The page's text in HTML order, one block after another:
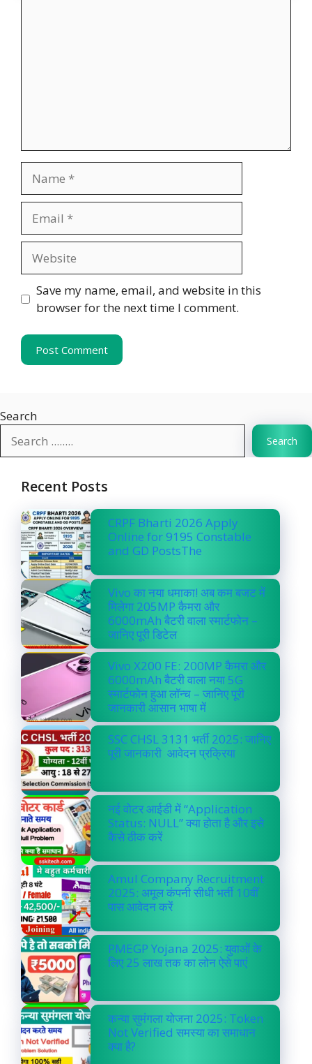
Save my name, email, and website in this
browser for the next time I comment.
Search
Search
Recent Posts
CRPF Bharti 2026 Apply
Online for 9195 Constable
and GD PostsThe
Vivo का नया धमाका! अब कम बजट में
मिलेगा 205MP कैमरा और
6000mAh बैटरी वाला स्मार्टफोन –
जानिए पूरी डिटेल
Vivo X200 FE: 200MP कैमरा और
6000mAh बैटरी वाला नया 5G
स्मार्टफोन हुआ लॉन्च – जानिए पूरी
जानकारी आसान भाषा में
SSC CHSL 3131 भर्ती 2025: जानिए
पूरी जानकारी आवेदन प्रक्रिया
नई वोटर आईडी में “Application
Status: NULL” क्या होता है और इसे
कैसे ठीक करें
Amul Company Recruitment
2025: अमूल कंपनी सीधी भर्ती 10वीं
पास आवेदन करें
PMEGP Yojana 2025: युवाओं के
लिए 25 लाख तक का लोन ऐसे पाएं
कन्या सुमंगला योजना 2025: Token
Not Verified समस्या का समाधान
क्या है?